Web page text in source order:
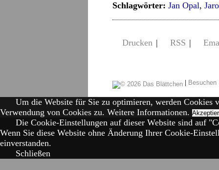
Schlagwörter: Jan Opal,
Drucken | RSS |
|
Um die Website für Sie zu optimieren, werden Cookies
Verwendung von Cookies zu. Weitere Informationen.
Die Cookie-Einstellungen auf dieser Website sind auf
Wenn Sie diese Website ohne Änderung Ihrer Cookie-
einverstanden.
Schließen